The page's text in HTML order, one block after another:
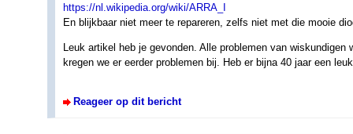
https://nl.wikipedia.org/wiki/ARRA_I
En blijkbaar niet meer te repareren, zelfs niet met die mooie
Leuk artikel heb je gevonden. Alle problemen van
kregen we er eerder problemen bij. Heb er bijna 40 jaar een
Reageer op dit bericht